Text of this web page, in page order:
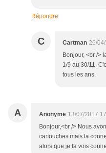
Répondre
C Cartman 26/
Bonjour, <br />
1/9 au 30/11.
tous les ans.
A Anonyme 13/07/2017
Bonjour,<br /> Nous
cartouches mais la
alors que je la vois